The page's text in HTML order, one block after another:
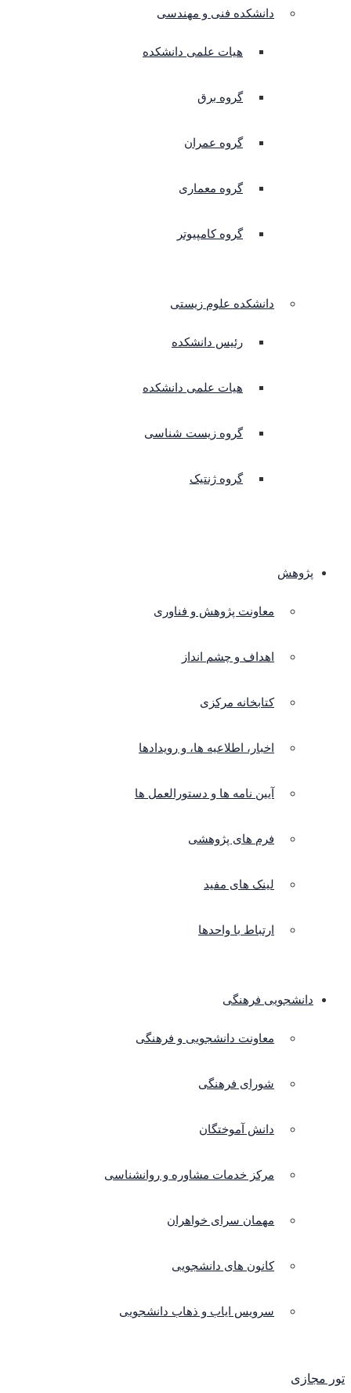
دانشکده فنی و مهندسی
هیات علمی دانشکده
گروه برق
گروه عمران
گروه معماری
گروه کامپیوتر
دانشکده علوم زیستی
رئیس دانشکده
هیات علمی دانشکده
گروه زیست شناسی
گروه ژنتیک
پژوهش
معاونت پژوهش و فناوری
اهداف و چشم انداز
کتابخانه مرکزی
اخبار، اطلاعیه ها، و رویدادها
آیین نامه ها و دستورالعمل ها
فرم های پژوهشی
لینک های مفید
ارتباط با واحدها
دانشجویی فرهنگی
معاونت دانشجویی و فرهنگی
شورای فرهنگی
دانش آموختگان
مرکز خدمات مشاوره و روانشناسی
مهمان سرای خواهران
کانون های دانشجویی
سرویس ایاب و ذهاب دانشجویی
تور مجازی